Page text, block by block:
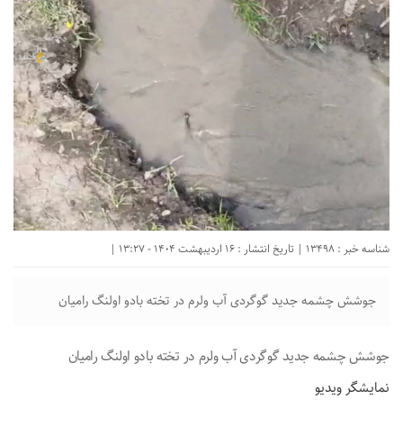
شناسه خبر : 13498 | تاریخ انتشار : 16 اردیبهشت 1404 - 13:27 |
جوشش چشمه جدید گوگردی آب ولرم در تخته بادو اولنگ رامیان
جوشش چشمه جدید گوگردی آب ولرم در تخته بادو اولنگ رامیان
نمایشگر ویدیو